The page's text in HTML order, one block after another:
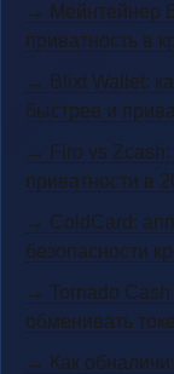
→ Мейнтейнер
приватность в
→ Blixt Wallet:
быстрее и
→ Firo vs Zcash:
приватности в
→ ColdCard:
безопасности
→ Tornado Cash
обменивать
→ Как